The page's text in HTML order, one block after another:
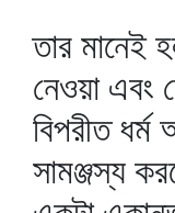
তার মানেই
নেওয়া এবং
বিপরীত
সামঞ্জস্য